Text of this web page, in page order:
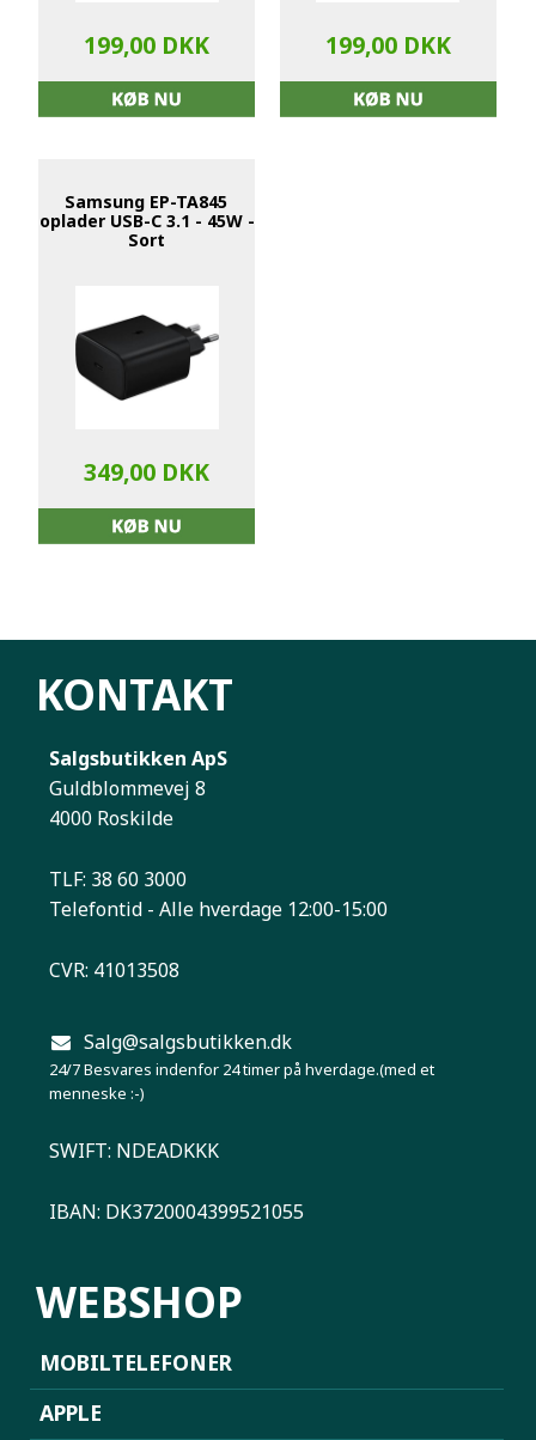
199,00 DKK 199,00 DKK
Samsung EP-TA845
oplader USB-C 3.1 - 45W -
Sort
349,00 DKK
KONTAKT
Salgsbutikken ApS
Guldblommevej 8
4000 Roskilde
TLF: 38 60 3000
Telefontid - Alle hverdage 12:00-15:00
CVR: 41013508
Salg@salgsbutikken.dk
24/7 Besvares indenfor 24 timer på hverdage.(med et
menneske :-)
SWIFT: NDEADKKK
IBAN: DK3720004399521055
WEBSHOP
MOBILTELEFONER
APPLE